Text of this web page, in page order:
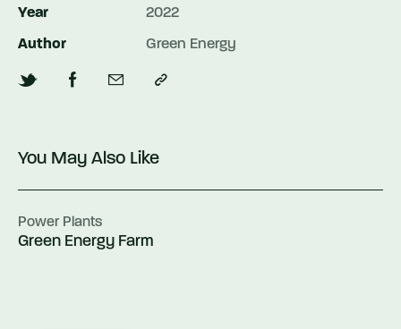
Year 2022
Author Green Energy
You May Also Like
Power Plants
Green Energy Farm